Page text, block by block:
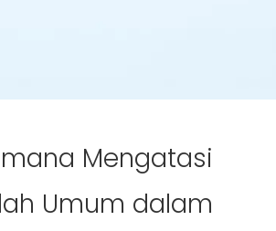
Mengatasi
Umum dalam